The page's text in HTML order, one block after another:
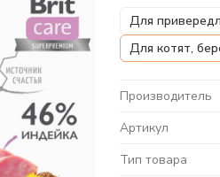
Для
Для котят,
Производитель
Артикул
Тип товара